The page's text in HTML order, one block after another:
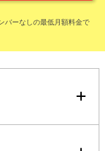
バーなしの最低月額料金で